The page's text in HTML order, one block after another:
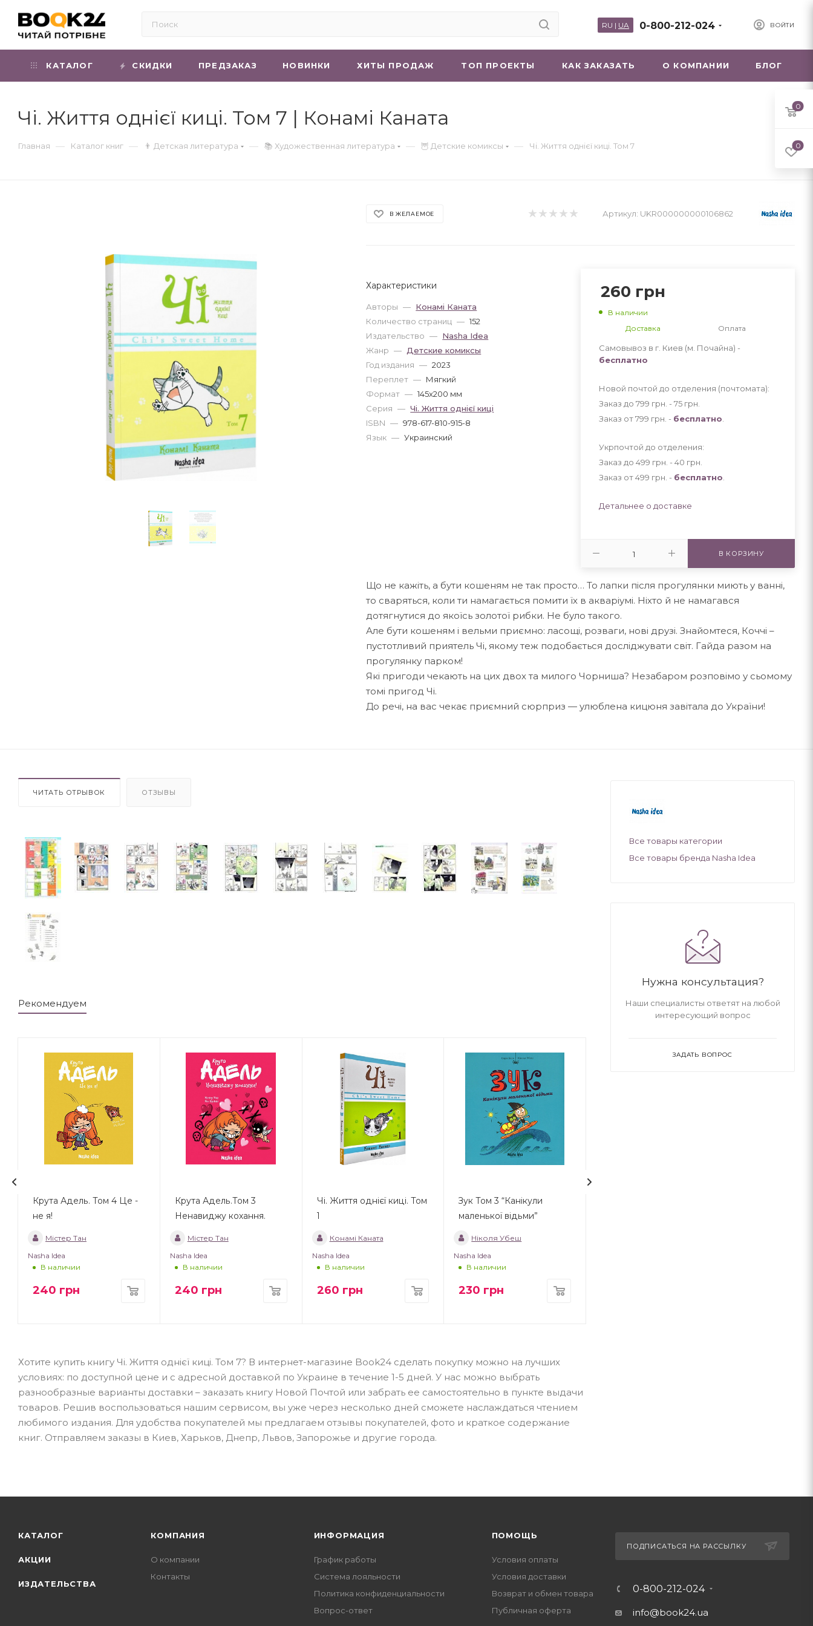
ВОЙТИ
0-800-212-024
RU | UA
КАТАЛОГ СКИДКИ ПРЕДЗАКАЗ НОВИНКИ ХИТЫ ПРОДАЖ ТОП ПРОЕКТЫ КАК ЗАКАЗАТЬ О КОМПАНИИ БЛОГ
Чі. Життя однієї киці. Том 7 | Конамі Каната
Главная — Каталог книг — 👨 Детская литература — 📚 Художественная литература — 🦉 Детские комиксы — Чі. Життя однієї киці. Том 7
В ЖЕЛАЕМОЕ Артикул: UKR000000000106862
Характеристики
Авторы — Конамі Каната
Количество страниц — 152
Издательство — Nasha Idea
Жанр — Детские комиксы
Год издания — 2023
Переплет — Мягкий
Формат — 145x200 мм
Серия — Чі. Життя однієї киці
ISBN — 978-617-810-915-8
Язык — Украинский
260 грн
В наличии
Доставка
Оплата
Самовывоз в г. Киев (м. Почайна) -
бесплатно
Новой почтой до отделения (почтомата):
Заказ до 799 грн. - 75 грн
Заказ от 799 грн. - бесплатно
Укрпочтой до отделения:
Заказ до 499 грн. - 40 грн
Заказ от 499 грн. - бесплатно
Детальнее о доставке
В КОРЗИНУ
Що не кажіть, а бути кошеням не так просто… То лапки після прогулянки миють у ванні,
то сваряться, коли ти намагається помити їх в акваріумі. Ніхто й не намагався
дотягнутися до якоїсь золотої рибки. Не було такого.
Але бути кошеням і вельми приємно: ласощі, розваги, нові друзі. Знайомтеся, Коччі –
пустотливий приятель Чі, якому теж подобається досліджувати світ. Гайда разом на
прогулянку парком!
Які пригоди чекають на цих двох та милого Чорниша? Незабаром розповімо у сьомому
томі пригод Чі.
До речі, на вас чекає приємний сюрприз — улюблена кицюня завітала до України!
ЧИТАТЬ ОТРЫВОК ОТЗЫВЫ
Рекомендуем
Крута Адель. Том 4 Це -
не я!
Містер Тан
Nasha Idea
В наличии
240 грн
Крута Адель.Том 3
Ненавиджу кохання.
Містер Тан
Nasha Idea
В наличии
240 грн
Чі. Життя однієї киці. Том
1
Конамі Каната
Nasha Idea
В наличии
260 грн
Зук Том 3 “Канікули
маленької відьми”
Ніколя Убеш
Nasha Idea
В наличии
230 грн
Хотите купить книгу Чі. Життя однієї киці. Том 7? В интернет-магазине Book24 сделать покупку можно на лучших
условиях: по доступной цене и с адресной доставкой по Украине в течение 1-5 дней. У нас можно выбрать
разнообразные варианты доставки – заказать книгу Новой Почтой или забрать ее самостоятельно в пункте выдачи
товаров. Решив воспользоваться нашим сервисом, вы уже через несколько дней сможете наслаждаться чтением
любимого издания. Для удобства покупателей мы предлагаем отзывы покупателей, фото и краткое содержание
книг. Отправляем заказы в Киев, Харьков, Днепр, Львов, Запорожье и другие города.
Все товары категории
Все товары бренда Nasha Idea
Нужна консультация?
Наши специалисты ответят на любой
интересующий вопрос
ЗАДАТЬ ВОПРОС
КАТАЛОГ
АКЦИИ
ИЗДАТЕЛЬСТВА
КОМПАНИЯ
О компании
Контакты
ИНФОРМАЦИЯ
График работы
Система лояльности
Политика конфиденциальности
Вопрос-ответ
ПОМОЩЬ
Условия оплаты
Условия доставки
Возврат и обмен товара
Публичная оферта
ПОДПИСАТЬСЯ НА РАССЫЛКУ
0-800-212-024
info@book24.ua
0
0